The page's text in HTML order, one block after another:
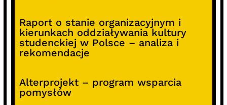
Raport o stanie organizacyjnym i
kierunkach oddziaływania kultury
studenckiej w Polsce – analiza i
rekomendacje
Alterprojekt – program wsparcia
pomysłów